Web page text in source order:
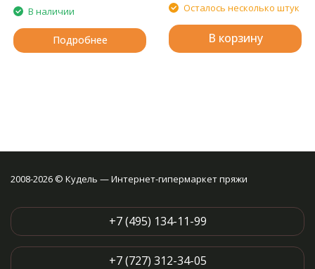
В наличии
Подробнее
Осталось несколько штук
В корзину
2008-2026 © Кудель — Интернет-гипермаркет пряжи
+7 (495) 134-11-99
+7 (727) 312-34-05